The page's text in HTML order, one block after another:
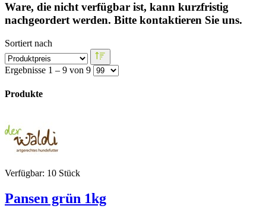
Ware, die nicht verfügbar ist, kann kurzfristig
nachgeordert werden. Bitte kontaktieren Sie uns.
Sortiert nach
Ergebnisse 1 – 9 von 9
Produkte
Verfügbar: 10 Stück
Pansen grün 1kg